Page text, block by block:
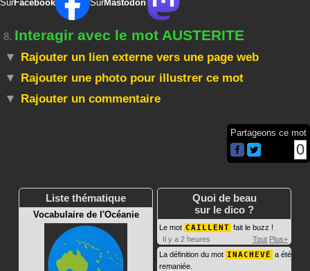
SurFacebook SurMastodon
8. Interagir avec le mot AUSTERITE
Rajouter un lien externe vers une page web
Rajouter une photo pour illustrer ce mot
Rajouter un commentaire
Partageons ce mot
0
Liste thématique
Vocabulaire de l'Océanie
Quoi de beau
sur le dico ?
Le mot CAILLENT fait le buzz !
Il y a 2 heures
Tout Plus+
La définition du mot INACHEVÉ a été
remaniée.